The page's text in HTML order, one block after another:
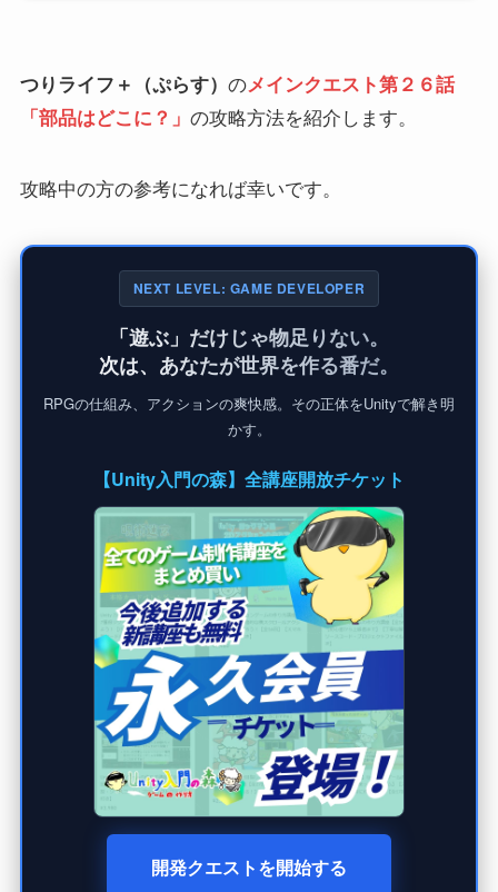
つりライフ＋（ぷらす） のメインクエスト第２６話
「部品はどこに？」 の攻略方法を紹介します。
攻略中の方の参考になれば幸いです。
NEXT LEVEL: GAME DEVELOPER
「遊ぶ」だけじゃ物足りない。
次は、あなたが世界を作る番だ。
RPGの仕組み、アクションの爽快感。その正体をUnityで解き明
かす。
【Unity入門の森】全講座開放チケット
開発クエストを開始する